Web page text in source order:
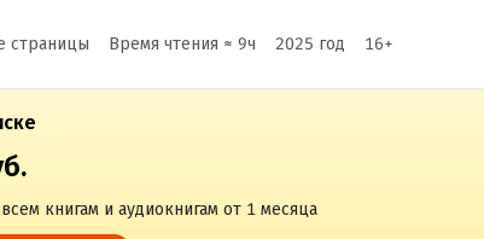
страницы Время чтения ≈ 9ч 2025 год 16+
книгам и аудиокнигам от 1 месяца